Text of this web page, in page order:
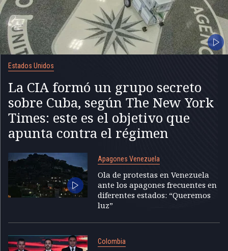
Estados Unidos
La CIA formó un grupo secreto
sobre Cuba, según The New York
Times: este es el objetivo que
apunta contra el régimen
Apagones Venezuela
Ola de protestas en Venezuela
ante los apagones frecuentes en
diferentes estados: “Queremos
luz”
Colombia